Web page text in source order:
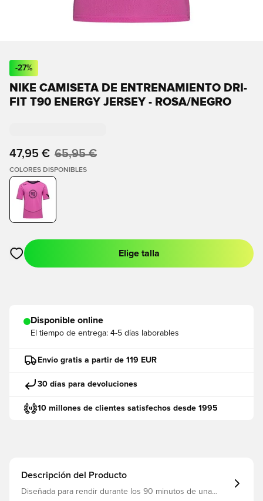
-27%
NIKE CAMISETA DE ENTRENAMIENTO DRI-
FIT T90 ENERGY JERSEY - ROSA/NEGRO
47,95 € 65,95 €
COLORES DISPONIBLES
Abre un modal para iniciar sesión o registrarse como miembro
Elige talla
Disponible online
El tiempo de entrega: 4-5 días laborables
Envío gratis a partir de 119 EUR
30 días para devoluciones
10 millones de clientes satisfechos desde 1995
Descripción del Producto
Diseñada para rendir durante los 90 minutos de una